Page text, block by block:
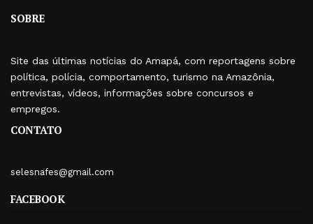
SOBRE
Site das últimas notícias do Amapá, com reportagens sobre
política, polícia, comportamento, turismo na Amazônia,
entrevistas, vídeos, informações sobre concursos e
empregos.
CONTATO
selesnafes@gmail.com
FACEBOOK